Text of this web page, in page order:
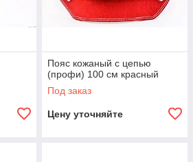
Пояс кожаный с цепью
(профи) 100 см красный
Под заказ
Цену уточняйте